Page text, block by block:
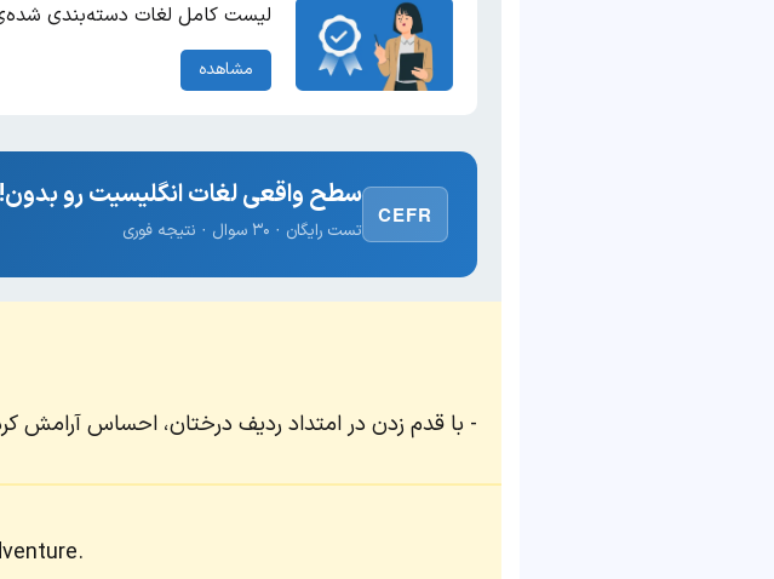
لیست کامل لغات دسته‌بندی
مشاهده
CEFR
سطح واقعی لغات انگلیسیت رو بدون!
تست رایگان · ۳۰ سوال · نتیجه فوری
با قدم زدن در امتداد ردیف درختان، احساس آرامش